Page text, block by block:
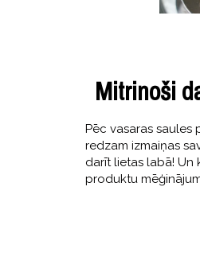
Mitrinoši
Pēc vasaras saules
redzam izmaiņas
darīt lietas labā! Un
produktu